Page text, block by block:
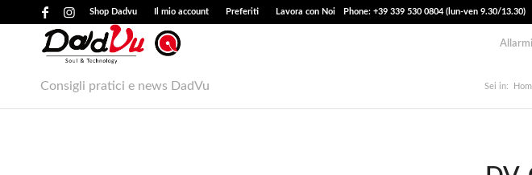
Shop Dadvu Il mio account Preferiti Lavora con Noi Phone: +39 339 530 0804 (lun-ven 9.30/13.30)
Allarmi
Consigli pratici e news DadVu Sei in: